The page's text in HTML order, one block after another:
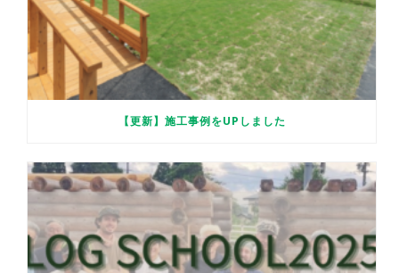
【更新】施工事例をUPしました